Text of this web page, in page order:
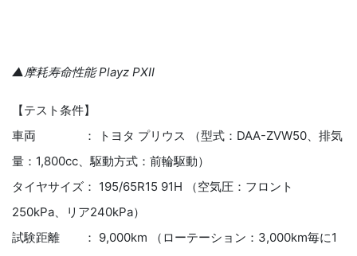
▲摩耗寿命性能 Playz PXⅡ
【テスト条件】
車両 ： トヨタ プリウス （型式：DAA-ZVW50、排気
量：1,800cc、駆動方式：前輪駆動）
タイヤサイズ： 195/65R15 91H （空気圧：フロント
250kPa、リア240kPa）
試験距離 ： 9,000km （ローテーション：3,000km毎に1